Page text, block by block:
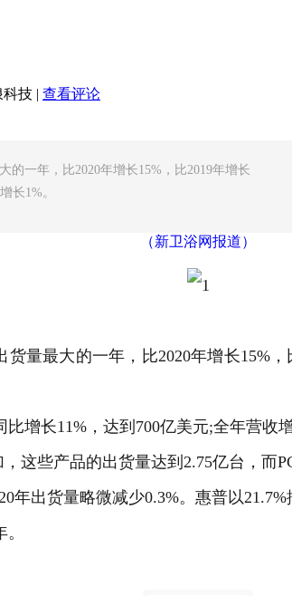
科技 | 查看评论
的一年，比2020年增长15%，比2019年增长
长1%。
（新卫浴网报道）
最大的一年，比2020年增长15%，
长11%，达到700亿美元;全年营收增
些产品的出货量达到2.75亿台，而PC
货量略微减少0.3%。惠普以21.7%